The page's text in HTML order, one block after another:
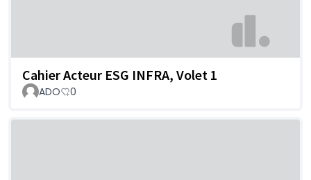
Cahier Acteur ESG INFRA, Volet 1
ADO 0